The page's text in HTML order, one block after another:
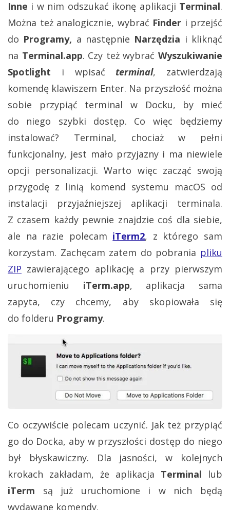
Inne i w nim odszukać ikonę aplikacji Terminal.
Można też analogicznie, wybrać Finder i przejść
do Programy, a następnie Narzędzia i kliknąć
na Terminal.app. Czy też wybraćWyszukiwanie
Spotlight i wpisać terminal, zatwierdzają
komendę klawiszem Enter. Na przyszłość można
sobie przypiąć terminal w Docku, by mieć
do niego szybki dostęp. Co więc będziemy
instalować? Terminal, chociaż w pełni
funkcjonalny, jest mało przyjazny i ma niewiele
opcji personalizacji. Warto więc zacząć swoją
przygodę z linią komend systemu macOS od
instalacji przyjaźniejszej aplikacji terminala.
Z czasem każdy pewnie znajdzie coś dla siebie,
ale na razie polecam iTerm2, z którego sam
korzystam. Zachęcam zatem do pobrania pliku
ZIP zawierającego aplikację a przy pierwszym
uruchomieniu iTerm.app, aplikacja sama
zapyta, czy chcemy, aby skopiowała się
do folderu Programy.
Co oczywiście polecam uczynić. Jak też przypiąć
go do Docka, aby w przyszłości dostęp do niego
był błyskawiczny. Dla jasności, w kolejnych
krokach zakładam, że aplikacja Terminal lub
iTerm są już uruchomione i w nich będą
wydawane komendy.